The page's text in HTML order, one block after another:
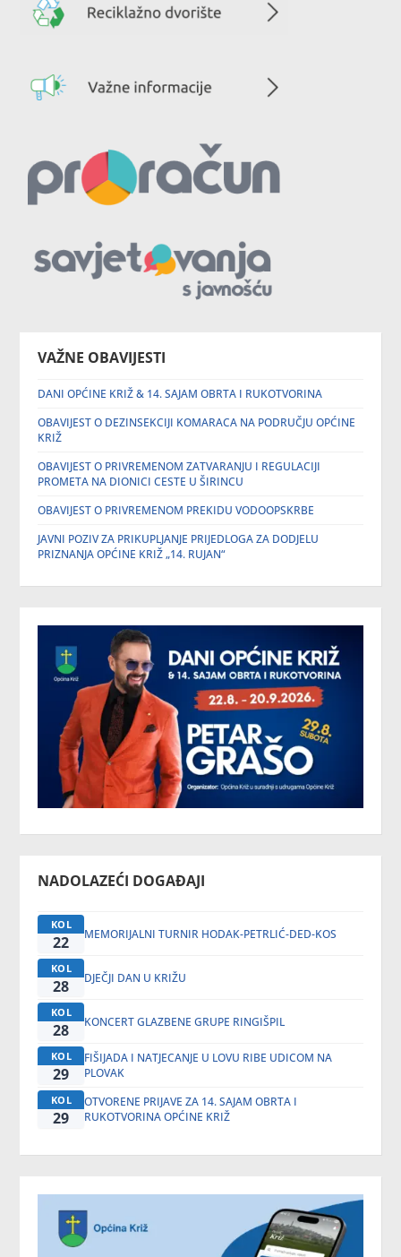
VAŽNE OBAVIJESTI
DANI OPĆINE KRIŽ & 14. SAJAM OBRTA I RUKOTVORINA
OBAVIJEST O DEZINSEKCIJI KOMARACA NA PODRUČJU OPĆINE
KRIŽ
OBAVIJEST O PRIVREMENOM ZATVARANJU I REGULACIJI
PROMETA NA DIONICI CESTE U ŠIRINCU
OBAVIJEST O PRIVREMENOM PREKIDU VODOOPSKRBE
JAVNI POZIV ZA PRIKUPLJANJE PRIJEDLOGA ZA DODJELU
PRIZNANJA OPĆINE KRIŽ „14. RUJAN“
NADOLAZEĆI DOGAĐAJI
KOL
22 MEMORIJALNI TURNIR HODAK-PETRLIĆ-DED-KOS
KOL
28 DJEČJI DAN U KRIŽU
KOL
28 KONCERT GLAZBENE GRUPE RINGIŠPIL
KOL
29
FIŠIJADA I NATJECANJE U LOVU RIBE UDICOM NA
PLOVAK
KOL
29
OTVORENE PRIJAVE ZA 14. SAJAM OBRTA I
RUKOTVORINA OPĆINE KRIŽ